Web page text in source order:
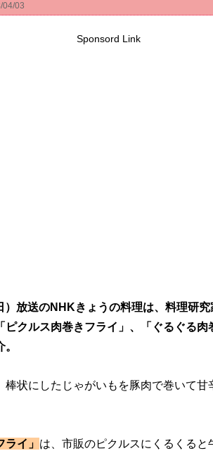
03
Sponsord Link
）放送のNHKきょうの料理は、料理研
ピクルス肉巻きフライ」、「ぐるぐる
棒状にしたじゃがいもを豚肉で巻いて甘
ライ」 は、市販のピクルスにくるくると